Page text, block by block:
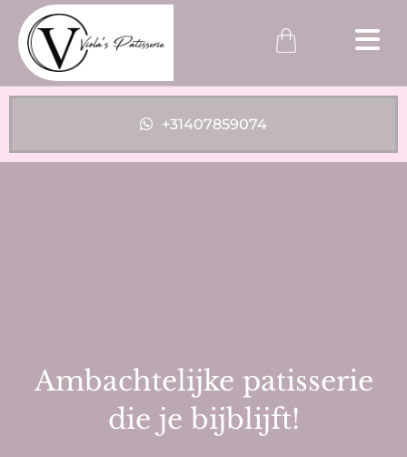
+31407859074
Ambachtelijke patisserie
die je bijblijft!